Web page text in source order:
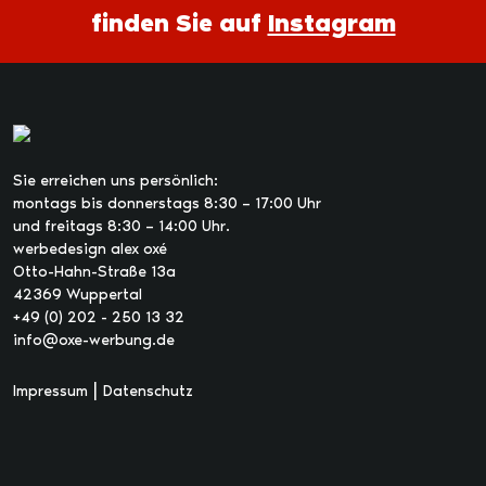
finden Sie auf Instagram
Sie erreichen uns persönlich:
montags bis donnerstags 8:30 – 17:00 Uhr
und freitags 8:30 – 14:00 Uhr.
werbedesign alex oxé
Otto-Hahn-Straße 13a
42369 Wuppertal
+49 (0) 202 - 250 13 32
info@oxe-werbung.de
Impressum Datenschutz